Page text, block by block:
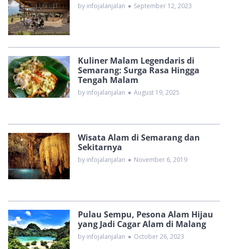
by infojalanjalan ● September 12, 2023
Kuliner Malam Legendaris di
Semarang: Surga Rasa Hingga
Tengah Malam
by infojalanjalan ● August 19, 2025
Wisata Alam di Semarang dan
Sekitarnya
by infojalanjalan ● November 6, 2019
Pulau Sempu, Pesona Alam Hijau
yang Jadi Cagar Alam di Malang
by infojalanjalan ● October 26, 2023